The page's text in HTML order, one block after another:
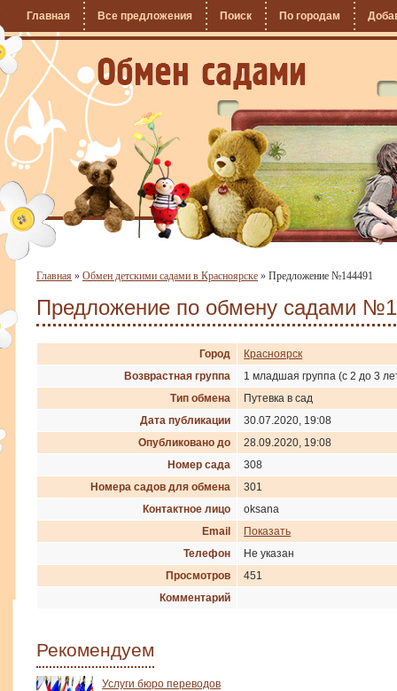
Главная Все предложения Поиск По городам
Главная » Обмен детскими садами в Красноярске » Предложение №144491
Предложение по обмену садами
Город
Красноярск
Возврастная группа
1 младшая группа (с 2 до 3
Тип обмена
Путевка в сад
Дата публикации
30.07.2020, 19:08
Опубликовано до
28.09.2020, 19:08
Номер сада
308
Номера садов для обмена
301
Контактное лицо
oksana
Email
Показать
Телефон
Не указан
Просмотров
451
Комментарий
Рекомендуем
Услуги бюро переводов